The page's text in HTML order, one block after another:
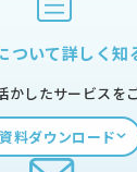
ついて詳しく知
かしたサービスを
資料ダウンロード